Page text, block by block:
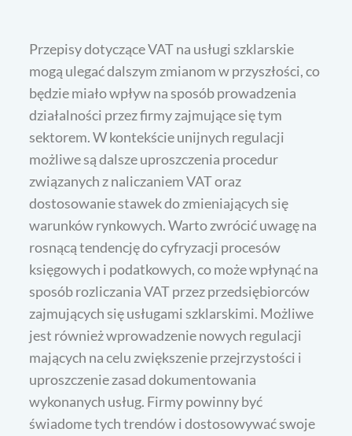
Przepisy dotyczące VAT na usługi szklarskie
mogą ulegać dalszym zmianom w przyszłości, co
będzie miało wpływ na sposób prowadzenia
działalności przez firmy zajmujące się tym
sektorem. W kontekście unijnych regulacji
możliwe są dalsze uproszczenia procedur
związanych z naliczaniem VAT oraz
dostosowanie stawek do zmieniających się
warunków rynkowych. Warto zwrócić uwagę na
rosnącą tendencję do cyfryzacji procesów
księgowych i podatkowych, co może wpłynąć na
sposób rozliczania VAT przez przedsiębiorców
zajmujących się usługami szklarskimi. Możliwe
jest również wprowadzenie nowych regulacji
mających na celu zwiększenie przejrzystości i
uproszczenie zasad dokumentowania
wykonanych usług. Firmy powinny być
świadome tych trendów i dostosowywać swoje